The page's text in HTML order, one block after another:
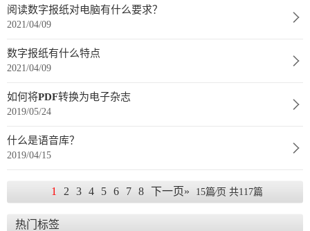
刊
大
全
线
看
报
阅
价
格
报
刊
识
阅读数字报纸对电脑有什么要求？
2021/04/09
数字报纸有什么特点
2021/04/09
如何将PDF转换为电子杂志
2019/05/24
什么是语音库？
2019/04/15
1 2 3 4 5 6 7 8 下一页» 15篇⁄页 共117篇
热门标签